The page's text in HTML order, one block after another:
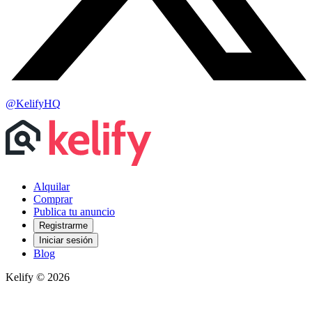
@KelifyHQ
Alquilar
Comprar
Publica tu anuncio
Registrarme
Iniciar sesión
Blog
Kelify © 2026